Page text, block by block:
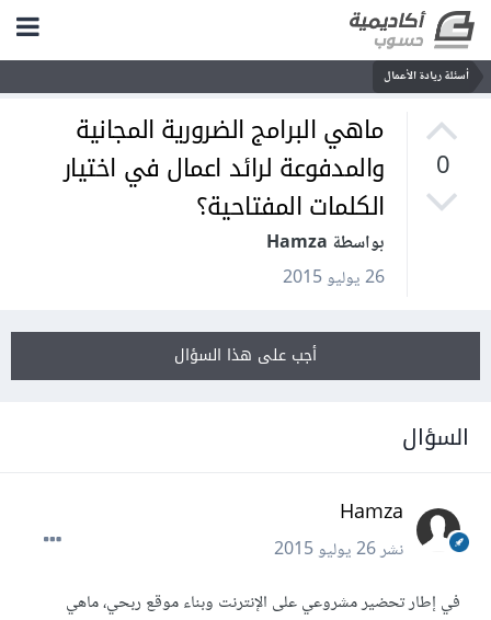
أسئلة ريادة الأعمال
0
ماهي البرامج الضرورية المجانية
والمدفوعة لرائد اعمال في اختيار
الكلمات المفتاحية؟
بواسطة Hamza
26 يوليو 2015
أجب على هذا السؤال
السؤال
Hamza
نشر26 يوليو 2015
في إطار تحضير مشروعي على الإنترنت وبناء موقع ربحي، ماهي